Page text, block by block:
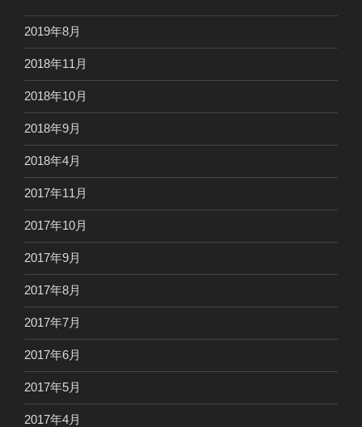
2019年8月
2018年11月
2018年10月
2018年9月
2018年4月
2017年11月
2017年10月
2017年9月
2017年8月
2017年7月
2017年6月
2017年5月
2017年4月